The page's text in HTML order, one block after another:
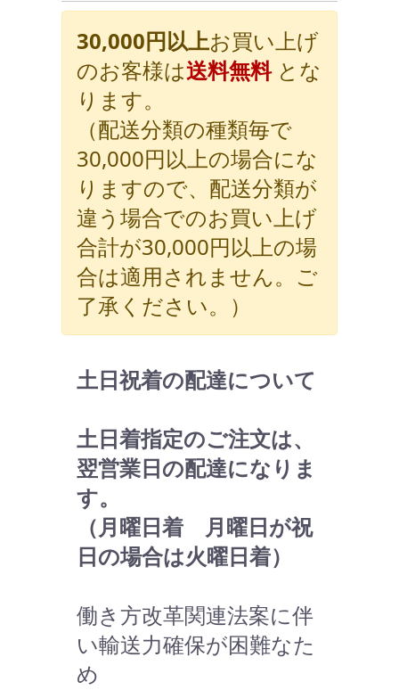
30,000円以上お買い上げ
のお客様は送料無料とな
ります。
（配送分類の種類毎で
30,000円以上の場合にな
りますので、配送分類が
違う場合でのお買い上げ
合計が30,000円以上の場
合は適用されません。ご
了承ください。）
土日祝着の配達について
土日着指定のご注文は、
翌営業日の配達になりま
す。
（月曜日着 月曜日が祝
日の場合は火曜日着）
働き方改革関連法案に伴
い輸送力確保が困難なた
め